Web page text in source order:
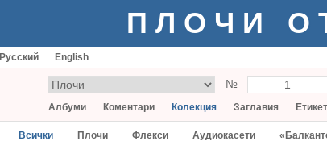
ПЛОЧИ
Русский English
№
Албуми Коментари Колекция Заглавия
Всички Плочи Флекси Аудиокасети